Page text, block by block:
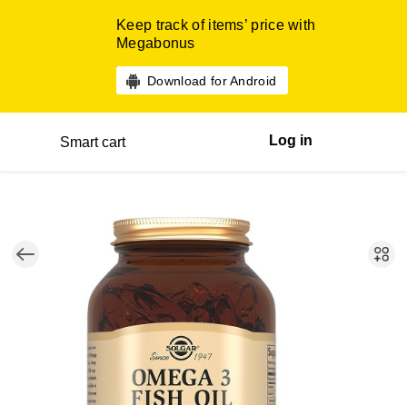
Keep track of items’ price with
Megabonus
Download for Android
Smart cart Log in